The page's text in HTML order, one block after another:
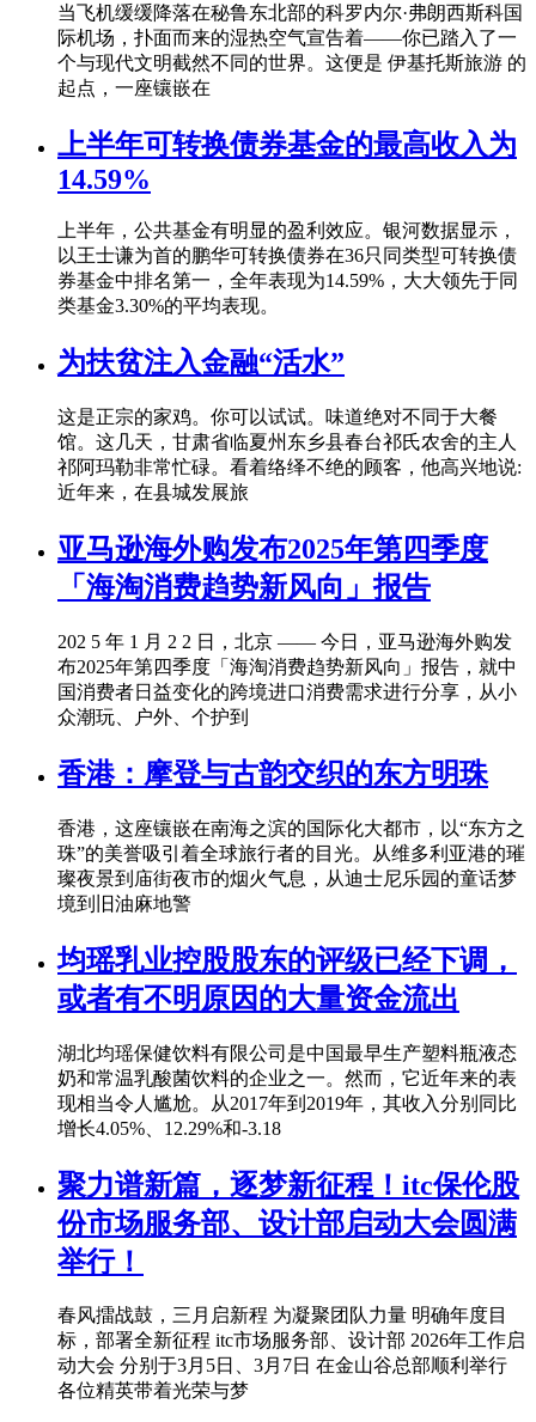
当飞机缓缓降落在秘鲁东北部的科罗内尔·弗朗西斯科国
际机场，扑面而来的湿热空气宣告着——你已踏入了一
个与现代文明截然不同的世界。这便是 伊基托斯旅游 的
起点，一座镶嵌在
上半年可转换债券基金的最高收入为
14.59%
上半年，公共基金有明显的盈利效应。银河数据显示，
以王士谦为首的鹏华可转换债券在36只同类型可转换债
券基金中排名第一，全年表现为14.59%，大大领先于同
类基金3.30%的平均表现。
为扶贫注入金融“活水”
这是正宗的家鸡。你可以试试。味道绝对不同于大餐
馆。这几天，甘肃省临夏州东乡县春台祁氏农舍的主人
祁阿玛勒非常忙碌。看着络绎不绝的顾客，他高兴地说:
近年来，在县城发展旅
亚马逊海外购发布2025年第四季度
「海淘消费趋势新风向」报告
202 5 年 1 月 2 2 日，北京 —— 今日，亚马逊海外购发
布2025年第四季度「海淘消费趋势新风向」报告，就中
国消费者日益变化的跨境进口消费需求进行分享，从小
众潮玩、户外、个护到
香港：摩登与古韵交织的东方明珠
香港，这座镶嵌在南海之滨的国际化大都市，以“东方之
珠”的美誉吸引着全球旅行者的目光。从维多利亚港的璀
璨夜景到庙街夜市的烟火气息，从迪士尼乐园的童话梦
境到旧油麻地警
均瑶乳业控股股东的评级已经下调，
或者有不明原因的大量资金流出
湖北均瑶保健饮料有限公司是中国最早生产塑料瓶液态
奶和常温乳酸菌饮料的企业之一。然而，它近年来的表
现相当令人尴尬。从2017年到2019年，其收入分别同比
增长4.05%、12.29%和-3.18
聚力谱新篇，逐梦新征程！itc保伦股
份市场服务部、设计部启动大会圆满
举行！
春风擂战鼓，三月启新程 为凝聚团队力量 明确年度目
标，部署全新征程 itc市场服务部、设计部 2026年工作启
动大会 分别于3月5日、3月7日 在金山谷总部顺利举行
各位精英带着光荣与梦